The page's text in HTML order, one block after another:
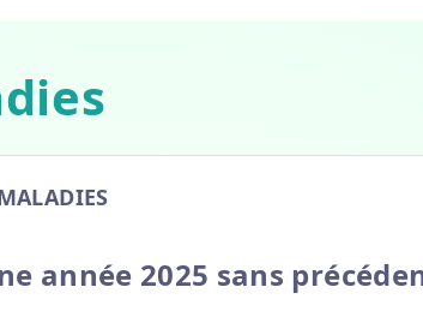
année 2025 sans